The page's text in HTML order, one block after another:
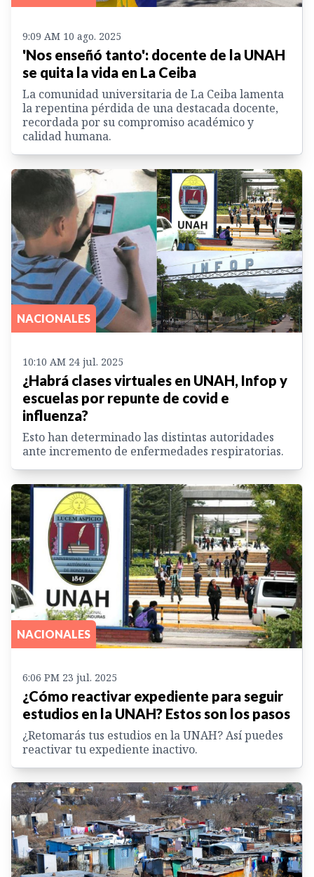
9:09 AM 10 ago. 2025
'Nos enseñó tanto': docente de la UNAH
se quita la vida en La Ceiba
La comunidad universitaria de La Ceiba lamenta
la repentina pérdida de una destacada docente,
recordada por su compromiso académico y
calidad humana.
NACIONALES
10:10 AM 24 jul. 2025
¿Habrá clases virtuales en UNAH, Infop y
escuelas por repunte de covid e
influenza?
Esto han determinado las distintas autoridades
ante incremento de enfermedades respiratorias.
NACIONALES
6:06 PM 23 jul. 2025
¿Cómo reactivar expediente para seguir
estudios en la UNAH? Estos son los pasos
¿Retomarás tus estudios en la UNAH? Así puedes
reactivar tu expediente inactivo.